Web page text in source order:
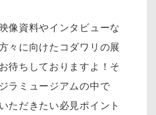
像資料やインタビューな
々に向けたコダワリの展
待ちしておりますよ！そ
ラミュージアムの中で
ただきたい必見ポイント